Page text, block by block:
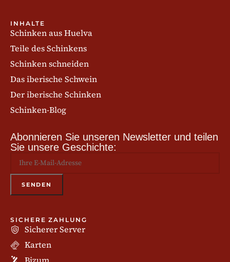
INHALTE
Schinken aus Huelva
Teile des Schinkens
Schinken schneiden
Das iberische Schwein
Der iberische Schinken
Schinken-Blog
Abonnieren Sie unseren Newsletter und teilen
Sie unsere Geschichte:
SICHERE ZAHLUNG
Sicherer Server
Karten